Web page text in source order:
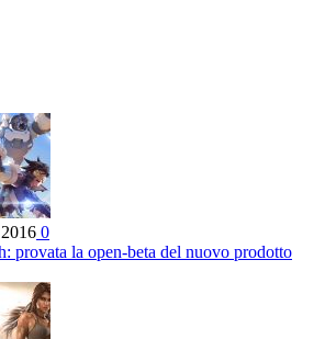
0
provata la open-beta del nuovo prodotto